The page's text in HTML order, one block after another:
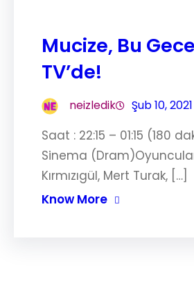
Mucize, Bu
TV’de!
neizledik Şub 10, 2021
Saat : 22:15 – 01:15 (180
Sinema
Kırmızıgül, Mert Turak, […]
Know More